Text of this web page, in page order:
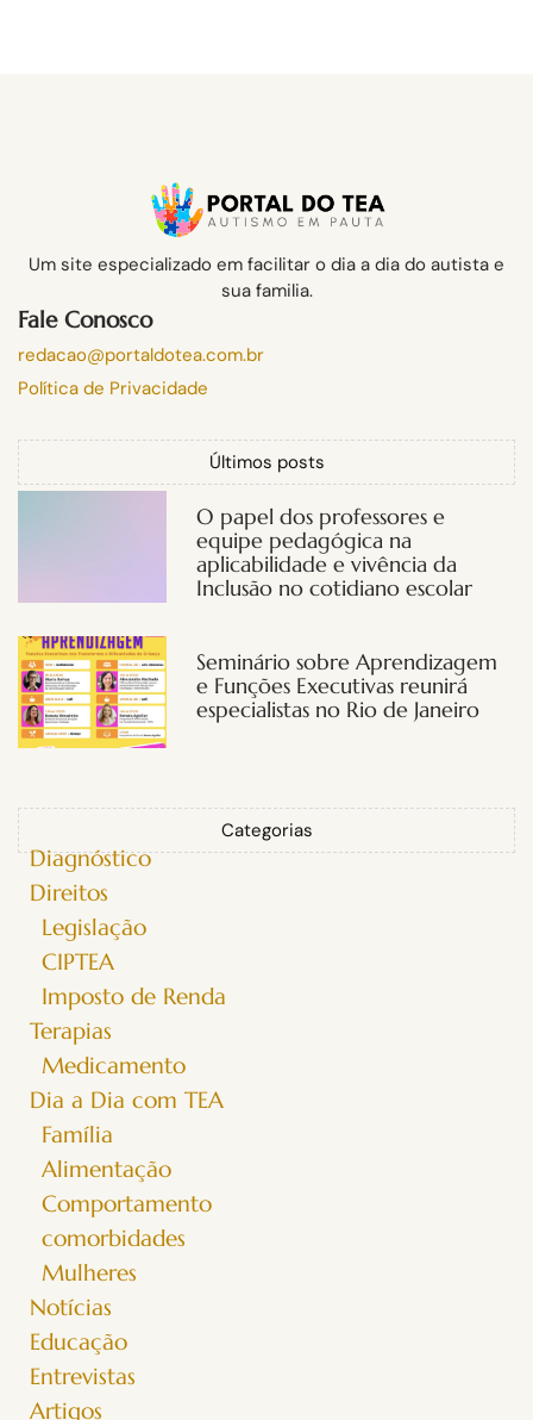
Um site especializado em facilitar o dia a dia do autista e
sua familia.
Fale Conosco
redacao@portaldotea.com.br
Política de Privacidade
Últimos posts
O papel dos professores e
equipe pedagógica na
aplicabilidade e vivência da
Inclusão no cotidiano escolar
Seminário sobre Aprendizagem
e Funções Executivas reunirá
especialistas no Rio de Janeiro
Categorias
Diagnóstico
Direitos
Legislação
CIPTEA
Imposto de Renda
Terapias
Medicamento
Dia a Dia com TEA
Família
Alimentação
Comportamento
comorbidades
Mulheres
Notícias
Educação
Entrevistas
Artigos